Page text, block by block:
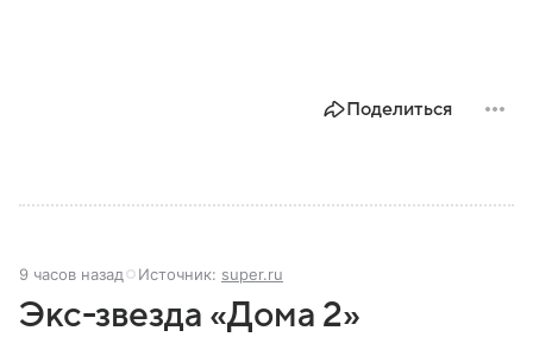
Поделиться
9 часов назад Источник: super.ru
Экс-звезда «Дома 2»